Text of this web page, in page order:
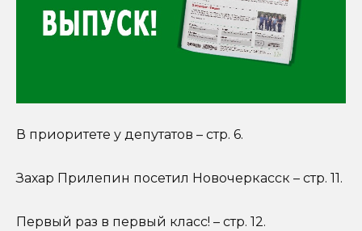
В приоритете у депутатов – стр. 6.
Захар Прилепин посетил Новочеркасск – стр. 11.
Первый раз в первый класс! – стр. 12.